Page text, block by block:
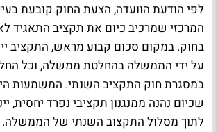
לפי הודעת הוועדה, הצעת החוק קובעת
המרכזי שמרכיב כיום את תקציב התאגיד
בחוק. במקום סכום קבוע מראש, התקציב
על ידי הממשלה בהחלטת ממשלה, וכל
במסגרת חוק התקציב השנתי. המשמעות
שכיום נהנה ממנגנון תקציבי נפרד יחסית,
לתוך מסלול התקצוב השנתי של הממשלה.